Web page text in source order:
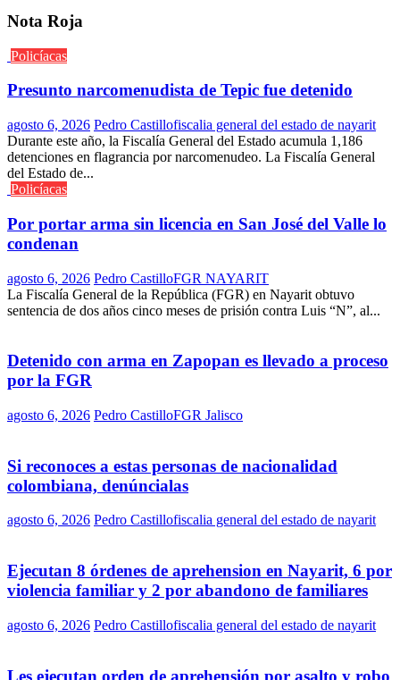
Nota Roja
Policíacas
Presunto narcomenudista de Tepic fue detenido
agosto 6, 2026 Pedro Castillofiscalia general del estado de nayarit
Durante este año, la Fiscalía General del Estado acumula 1,186
detenciones en flagrancia por narcomenudeo. La Fiscalía General
del Estado de...
Policíacas
Por portar arma sin licencia en San José del Valle lo
condenan
agosto 6, 2026 Pedro CastilloFGR NAYARIT
La Fiscalía General de la República (FGR) en Nayarit obtuvo
sentencia de dos años cinco meses de prisión contra Luis “N”, al...
Detenido con arma en Zapopan es llevado a proceso
por la FGR
agosto 6, 2026 Pedro CastilloFGR Jalisco
Si reconoces a estas personas de nacionalidad
colombiana, denúncialas
agosto 6, 2026 Pedro Castillofiscalia general del estado de nayarit
Ejecutan 8 órdenes de aprehension en Nayarit, 6 por
violencia familiar y 2 por abandono de familiares
agosto 6, 2026 Pedro Castillofiscalia general del estado de nayarit
Les ejecutan orden de aprehensión por asalto y robo